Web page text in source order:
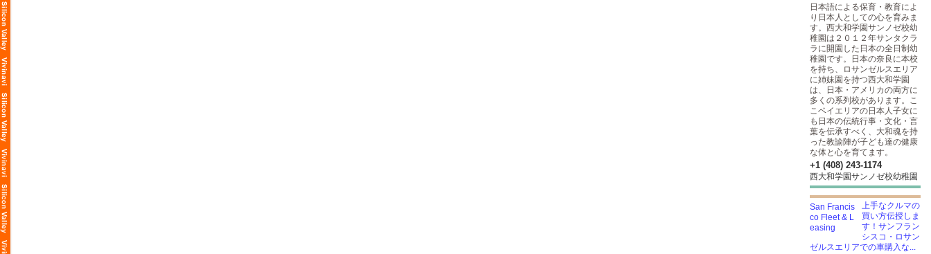
日本語による保育・教育によ
り日本人としての心を育みま
す。西大和学園サンノゼ校幼
稚園は２０１２年サンタクラ
ラに開園した日本の全日制幼
稚園です。日本の奈良に本校
を持ち、ロサンゼルスエリア
に姉妹園を持つ西大和学園
は、日本・アメリカの両方に
多くの系列校があります。こ
こベイエリアの日本人子女に
も日本の伝統行事・文化・言
葉を伝承すべく、大和魂を持
った教諭陣が子ども達の健康
な体と心を育てます。
+1 (408) 243-1174
西大和学園サンノゼ校幼稚園
上手なクルマの
買い方伝授しま
す！サンフラン
シスコ・ロサン
ゼルスエリアでの車購入な...